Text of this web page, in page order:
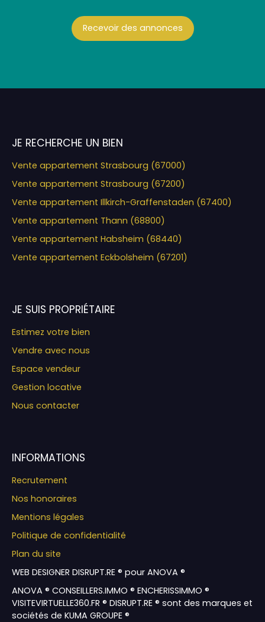
Recevoir des annonces
JE RECHERCHE UN BIEN
Vente appartement Strasbourg (67000)
Vente appartement Strasbourg (67200)
Vente appartement Illkirch-Graffenstaden (67400)
Vente appartement Thann (68800)
Vente appartement Habsheim (68440)
Vente appartement Eckbolsheim (67201)
JE SUIS PROPRIÉTAIRE
Estimez votre bien
Vendre avec nous
Espace vendeur
Gestion locative
Nous contacter
INFORMATIONS
Recrutement
Nos honoraires
Mentions légales
Politique de confidentialité
Plan du site
WEB DESIGNER DISRUPT.RE ® pour ANOVA ®
ANOVA ® CONSEILLERS.IMMO ® ENCHERISSIMMO ®
VISITEVIRTUELLE360.FR ® DISRUPT.RE ® sont des marques et
sociétés de KUMA GROUPE ®